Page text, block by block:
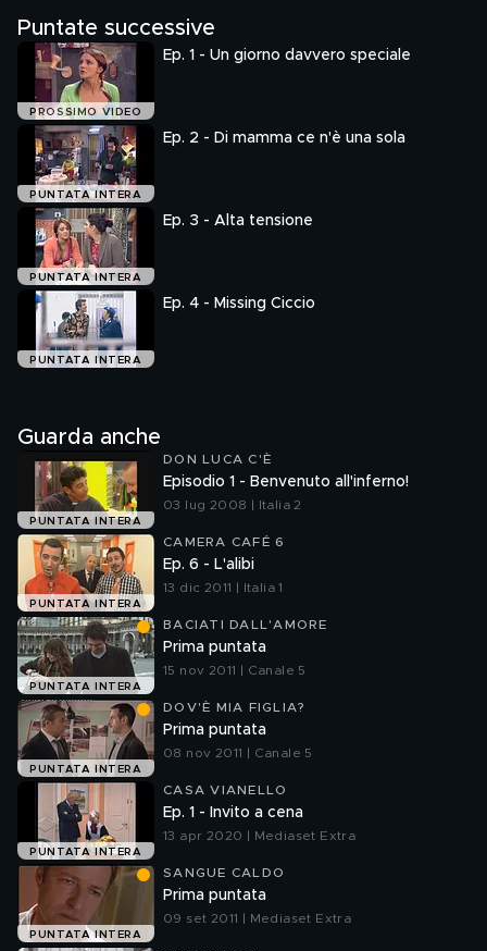
Puntate successive
PROSSIMO VIDEO
Ep. 1 - Un giorno davvero speciale
PUNTATA INTERA
Ep. 2 - Di mamma ce n'è una sola
PUNTATA INTERA
Ep. 3 - Alta tensione
PUNTATA INTERA
Ep. 4 - Missing Ciccio
Guarda anche
PUNTATA INTERA
DON LUCA C'È
Episodio 1 - Benvenuto all'inferno!
03 lug 2008 | Italia 2
PUNTATA INTERA
CAMERA CAFÉ 6
Ep. 6 - L'alibi
13 dic 2011 | Italia 1
PUNTATA INTERA
BACIATI DALL'AMORE
Prima puntata
15 nov 2011 | Canale 5
PUNTATA INTERA
DOV'È MIA FIGLIA?
Prima puntata
08 nov 2011 | Canale 5
PUNTATA INTERA
CASA VIANELLO
Ep. 1 - Invito a cena
13 apr 2020 | Mediaset Extra
PUNTATA INTERA
SANGUE CALDO
Prima puntata
09 set 2011 | Mediaset Extra